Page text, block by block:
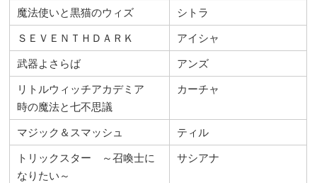
魔法使いと黒猫のウィズ
シトラ
ＳＥＶＥＮＴＨＤＡＲＫ
アイシャ
武器よさらば
アンズ
リトルウィッチアカデミア
時の魔法と七不思議
カーチャ
マジック＆スマッシュ
ティル
トリックスター ～召喚士に
なりたい～
サシアナ